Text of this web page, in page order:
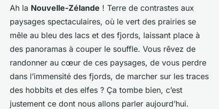
Quelles sont les meilleures
routes de randonnée pour
découvrir les fjords de
Nouvelle-Zélande ?
Sarah • 3 mars 2024•6 min de lecture
Ah la Nouvelle-Zélande ! Terre de contrastes aux
paysages spectaculaires, où le vert des prairies se
mêle au bleu des lacs et des fjords, laissant place à
des panoramas à couper le souffle. Vous rêvez de
randonner au cœur de ces paysages, de vous perdre
dans l’immensité des fjords, de marcher sur les traces
des hobbits et des elfes ? Ça tombe bien, c’est
justement ce dont nous allons parler aujourd’hui.